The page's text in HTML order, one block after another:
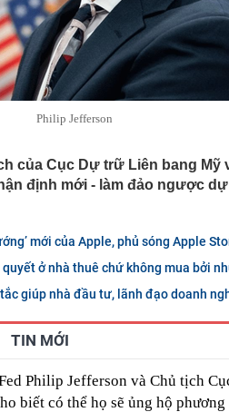
Philip Jefferson
của Cục Dự trữ Liên bang Mỹ
định mới - làm đảo ngược
mới của Apple, phủ sóng Apple
ở nhà thuê chứ không mua bởi
giúp nhà đầu tư, lãnh đạo doanh
TIN MỚI
Philip Jefferson và Chủ tịch
biết có thể họ sẽ ủng hộ phương